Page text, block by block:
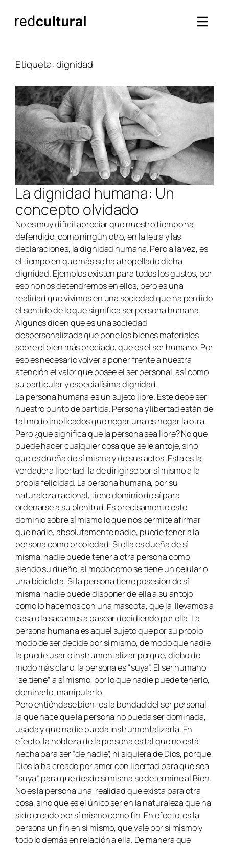
Etiqueta:dignidad
La dignidad humana: Un
concepto olvidado
No es muy difícil apreciar que nuestro tiempo ha
defendido, como ningún otro, en la letra y las
declaraciones, la dignidad humana. Pero a la vez, es
el tiempo en que más se ha atropellado dicha
dignidad. Ejemplos existen para todos los gustos, por
eso no nos detendremos en ellos, pero es una
realidad que vivimos en una sociedad que ha perdido
el sentido de lo que significa ser persona humana.
Algunos dicen que es una sociedad
despersonalizada que pone los bienes materiales
sobre el bien más preciado, que es el ser humano. Por
eso es necesario volver a poner frente a nuestra
atención el valor que posee el ser personal, así como
su particular y especialísima dignidad.
La persona humana es un sujeto libre. Este debe ser
nuestro punto de partida. Persona y libertad están de
tal modo implicados que negar una es negar la otra.
Pero ¿qué significa que la persona sea libre? No que
puede hacer cualquier cosa que se le antoje, sino
que es dueña de sí misma y de sus actos. Esta es la
verdadera libertad, la de dirigirse por sí mismo a la
propia felicidad. La persona humana, por su
naturaleza racional, tiene dominio de sí para
ordenarse a su plenitud. Es precisamente este
dominio sobre sí mismo lo que nos permite afirmar
que nadie, absolutamente nadie, puede tener a la
persona como propiedad. Si ella es dueña de sí
misma, nadie puede tener a otra persona como
siendo su dueño, al modo como se tiene un celular o
una bicicleta. Si la persona tiene posesión de sí
misma, nadie puede disponer de ella a su antojo
como lo hacemos con una mascota, que la llevamos a
casa o la sacamos a pasear decidiendo por ella. La
persona humana es aquel sujeto que por su propio
modo de ser decide por sí mismo, de modo que nadie
la puede usar o instrumentalizar porque, dicho de
modo más claro, la persona es “suya”. El ser humano
“se tiene” a sí mismo, por lo que nadie puede tenerlo,
dominarlo, manipularlo.
Pero entiéndase bien: es la bondad del ser personal
la que hace que la persona no pueda ser dominada,
usada y que nadie pueda instrumentalizarla. En
efecto, la nobleza de la persona es tal que no está
hecha para ser “de nadie”, ni siquiera de Dios, porque
Dios la ha creado por amor con libertad para que sea
“suya”, para que desde sí misma se determine al Bien.
No es la persona una realidad que exista para otra
cosa, sino que es el único ser en la naturaleza que ha
sido creado por sí mismo como fin. En efecto, es la
persona un fin en sí mismo, que vale por sí mismo y
todo lo demás en relación a ella. De manera que